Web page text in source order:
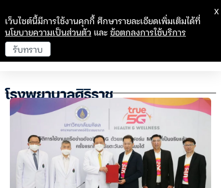
โรงพยาบาลศิริราช
เว็บไซต์นี้มีการใช้งานคุกกี้ ศึกษารายละเอียดเพิ่มเติมได้ที่
นโยบายความเป็นส่วนตัว และข้อตกลงการใช้บริการ
รับทราบ
X